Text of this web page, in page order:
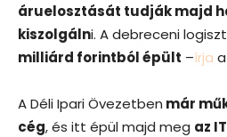
áruelosztását tudják majd
kiszolgálni. A debreceni
milliárd forintból épült –írja
A Déli Ipari Övezetben már
cég, és itt épül majd meg az